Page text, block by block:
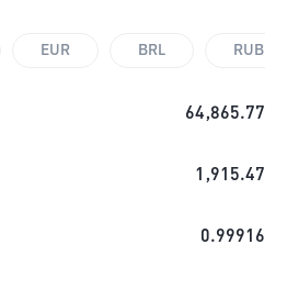
EUR BRL RUB
64,865.77
1,915.47
0.99916